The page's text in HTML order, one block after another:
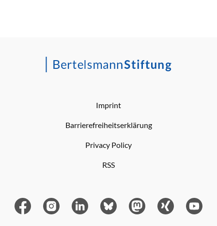
Imprint
Barrierefreiheitserklärung
Privacy Policy
RSS